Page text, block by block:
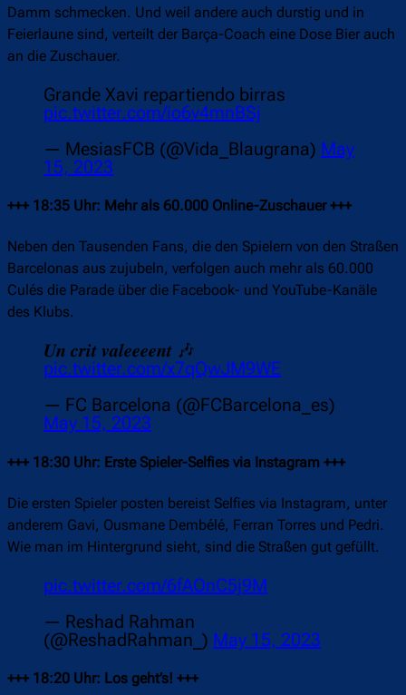
Damm schmecken. Und weil andere auch durstig und in
Feierlaune sind, verteilt der Barça-Coach eine Dose Bier auch
an die Zuschauer.
Grande Xavi repartiendo birras
pic.twitter.com/io6v4mnBSj
— MesiasFCB (@Vida_Blaugrana) May
15, 2023
+++ 18:35 Uhr: Mehr als 60.000 Online-Zuschauer +++
Neben den Tausenden Fans, die den Spielern von den Straßen
Barcelonas aus zujubeln, verfolgen auch mehr als 60.000
Culés die Parade über die Facebook- und YouTube-Kanäle
des Klubs.
𝑼𝒏 𝒄𝒓𝒊𝒕 𝒗𝒂𝒍𝒆𝒆𝒆𝒆𝒏𝒕 🎶
pic.twitter.com/x7qQwJM9WE
— FC Barcelona (@FCBarcelona_es)
May 15, 2023
+++ 18:30 Uhr: Erste Spieler-Selfies via Instagram +++
Die ersten Spieler posten bereist Selfies via Instagram, unter
anderem Gavi, Ousmane Dembélé, Ferran Torres und Pedri.
Wie man im Hintergrund sieht, sind die Straßen gut gefüllt.
pic.twitter.com/6fAOnC5j9M
— Reshad Rahman
(@ReshadRahman_) May 15, 2023
+++ 18:20 Uhr: Los geht’s! +++